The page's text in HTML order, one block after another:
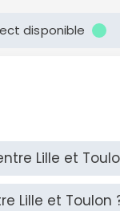
disponible
Lille et
Lille et Toulon